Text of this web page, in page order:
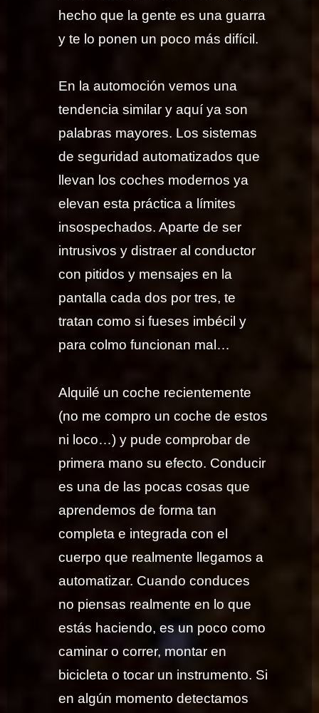
hecho que la gente es una guarra
y te lo ponen un poco más difícil.
En la automoción vemos una
tendencia similar y aquí ya son
palabras mayores. Los sistemas
de seguridad automatizados que
llevan los coches modernos ya
elevan esta práctica a límites
insospechados. Aparte de ser
intrusivos y distraer al conductor
con pitidos y mensajes en la
pantalla cada dos por tres, te
tratan como si fueses imbécil y
para colmo funcionan mal…
Alquilé un coche recientemente
(no me compro un coche de estos
ni loco…) y pude comprobar de
primera mano su efecto. Conducir
es una de las pocas cosas que
aprendemos de forma tan
completa e integrada con el
cuerpo que realmente llegamos a
automatizar. Cuando conduces
no piensas realmente en lo que
estás haciendo, es un poco como
caminar o correr, montar en
bicicleta o tocar un instrumento. Si
en algún momento detectamos